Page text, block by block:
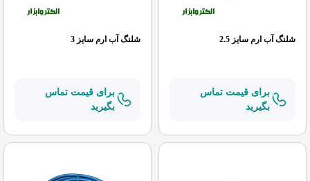
شلنگ آب ارم سایز 2.5
برای قیمت تماس
بگیرید
شلنگ آب ارم سایز 3
برای قیمت تماس
بگیرید